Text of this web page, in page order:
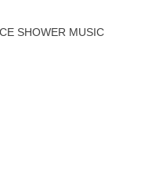
SHOWER MUSIC